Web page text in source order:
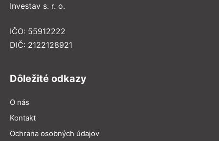
Investav s. r. o.
IČO: 55912222
DIČ: 2122128921
Dôležité odkazy
O nás
Kontakt
Ochrana osobných údajov